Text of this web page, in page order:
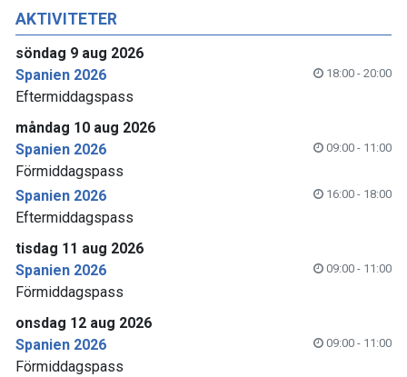
AKTIVITETER
söndag 9 aug 2026
Spanien 2026
18:00 - 20:00
Eftermiddagspass
måndag 10 aug 2026
Spanien 2026
09:00 - 11:00
Förmiddagspass
Spanien 2026
16:00 - 18:00
Eftermiddagspass
tisdag 11 aug 2026
Spanien 2026
09:00 - 11:00
Förmiddagspass
onsdag 12 aug 2026
Spanien 2026
09:00 - 11:00
Förmiddagspass